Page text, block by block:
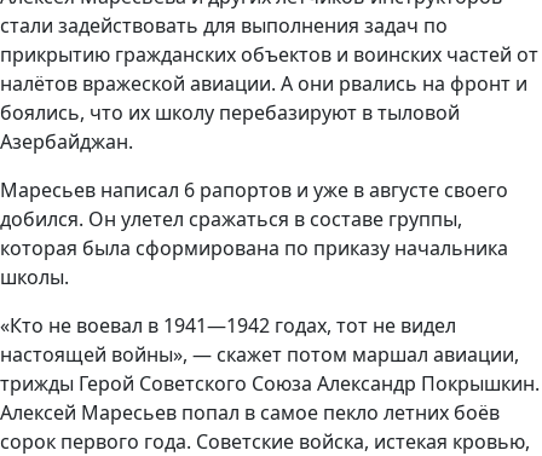
стали задействовать для выполнения задач по
прикрытию гражданских объектов и воинских частей от
налётов вражеской авиации. А они рвались на фронт и
боялись, что их школу перебазируют в тыловой
Азербайджан.
Маресьев написал 6 рапортов и уже в августе своего
добился. Он улетел сражаться в составе группы,
которая была сформирована по приказу начальника
школы.
«Кто не воевал в 1941—1942 годах, тот не видел
настоящей войны», — скажет потом маршал авиации,
трижды Герой Советского Союза Александр Покрышкин.
Алексей Маресьев попал в самое пекло летних боёв
сорок первого года. Советские войска, истекая кровью,